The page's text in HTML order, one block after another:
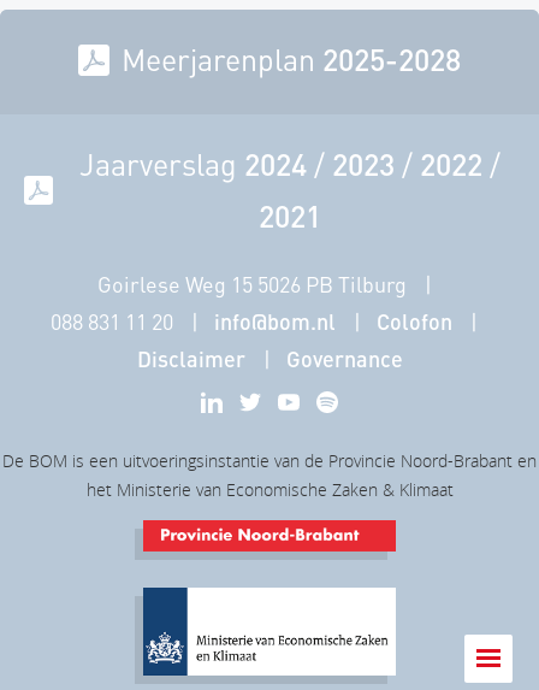
Meerjarenplan 2025-2028
Jaarverslag 2024/ 2023 / 2022 /
2021
Goirlese Weg 15 5026 PB Tilburg
088 831 11 20
info@bom.nl
Colofon
Disclaimer
Governance
De BOM is een uitvoeringsinstantie van de Provincie Noord-Brabant en
het Ministerie van Economische Zaken & Klimaat